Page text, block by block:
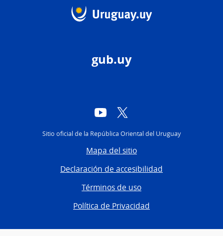
gub.uy
YouTube
Sitio oficial de la República Oriental del Uruguay
Mapa del sitio
Declaración de accesibilidad
Términos de uso
Política de Privacidad